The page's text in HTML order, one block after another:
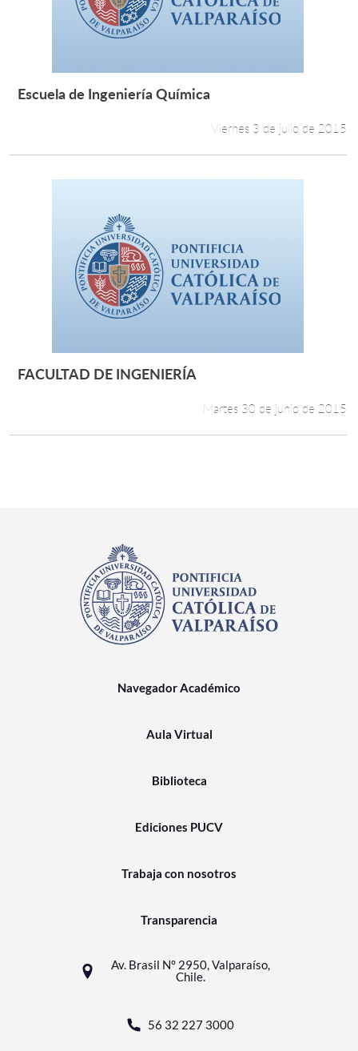
Leer más +
Escuela de Ingeniería Química
Viernes 3 de julio de 2015
FACULTAD DE INGENIERÍA
Martes 30 de junio de 2015
Navegador Académico
Aula Virtual
Biblioteca
Ediciones PUCV
Trabaja con nosotros
Transparencia
Av. Brasil N° 2950, Valparaíso,
Chile.
56 32 227 3000